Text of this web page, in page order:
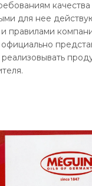
для нее
правилами
реализовывать